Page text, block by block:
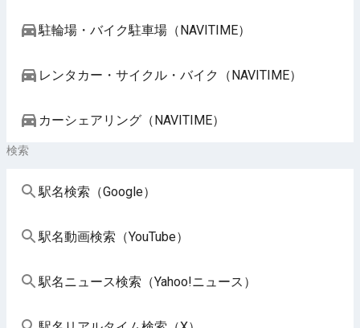
駐輪場・バイク駐車場（NAVITIME）
レンタカー・サイクル・バイク（NAVITIME）
カーシェアリング（NAVITIME）
検索
駅名検索（Google）
駅名動画検索（YouTube）
駅名ニュース検索（Yahoo!ニュース）